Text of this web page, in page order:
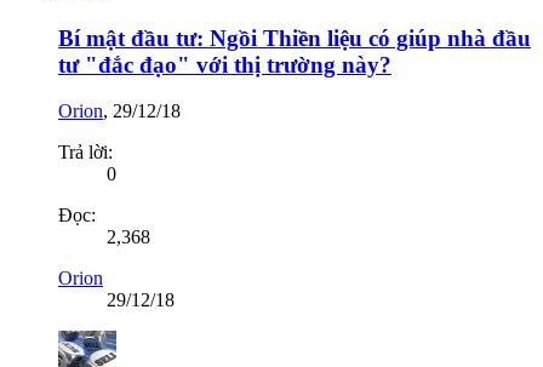
Bí mật đầu tư: Ngồi Thiền liệu có giúp nhà đầu
tư "đắc đạo" với thị trường này?
Orion, 29/12/18
Trả lời:
0
Đọc:
2,368
Orion
29/12/18